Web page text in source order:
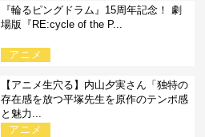
『輪るピングドラム』15周年記念！ 劇
場版『RE:cycle of the P...
アニメ
【アニメ生穴る】内山夕実さん「独特の
存在感を放つ平塚先生を原作のテンポ感
と魅力...
アニメ